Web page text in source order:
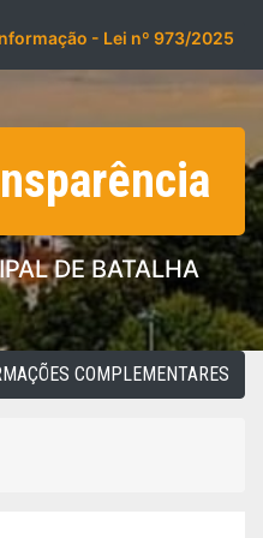
- Lei nº 973/2025
DE BATALHA
COMPLEMENTARES